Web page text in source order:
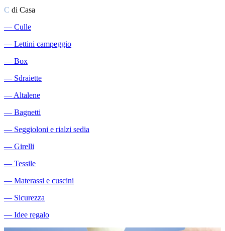
C di Casa
― Culle
― Lettini campeggio
― Box
― Sdraiette
―Altalene
― Bagnetti
― Seggioloni e rialzi sedia
― Girelli
― Tessile
― Materassi e cuscini
― Sicurezza
― Idee regalo